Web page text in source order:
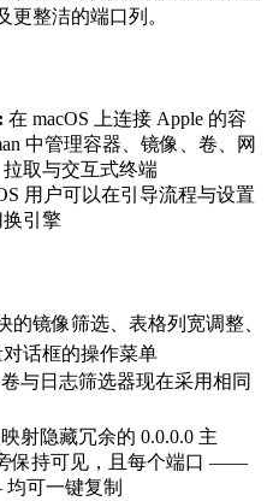
更整洁的端口列。
在 macOS 上连接 Apple 的容
中管理容器、镜像、卷、网
取与交互式终端
用户可以在引导流程与设置
引擎
的镜像筛选、表格列宽调整、
话框的操作菜单
与日志筛选器现在采用相同
射隐藏冗余的 0.0.0.0 主
保持可见，且每个端口 ——
可一键复制